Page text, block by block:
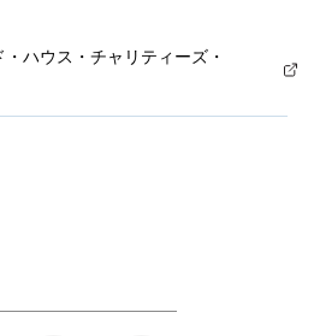
ハウス・チャリティーズ・